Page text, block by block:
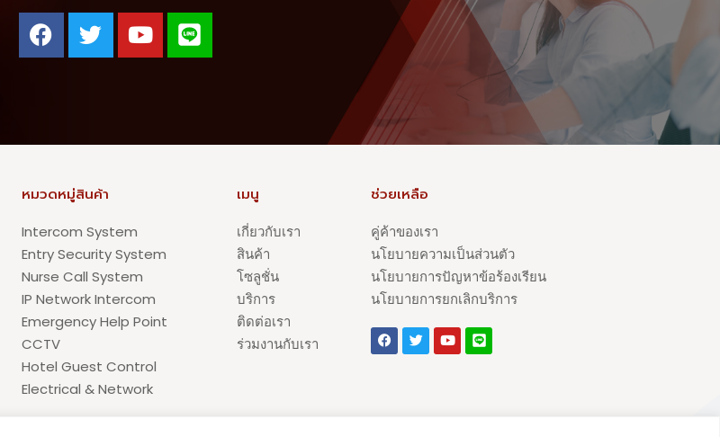
หมวดหมู่สินค้า
Intercom System
Entry Security System
Nurse Call System
IP Network Intercom
Emergency Help Point
CCTV
Hotel Guest Control
Electrical & Network
เมนู
เกี่ยวกับเรา
สินค้า
โซลูชั่น
บริการ
ติดต่อเรา
ร่วมงานกับเรา
ช่วยเหลือ
คู่ค้าของเรา
นโยบายความเป็นส่วนตัว
นโยบายการปัญหาข้อร้องเรียน
นโยบายการยกเลิกบริการ